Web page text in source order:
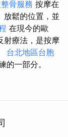
骨服務 按摩在
放鬆的位置，並
在現今的歐
射療法，是按摩
台北地區台胞
的一部分。